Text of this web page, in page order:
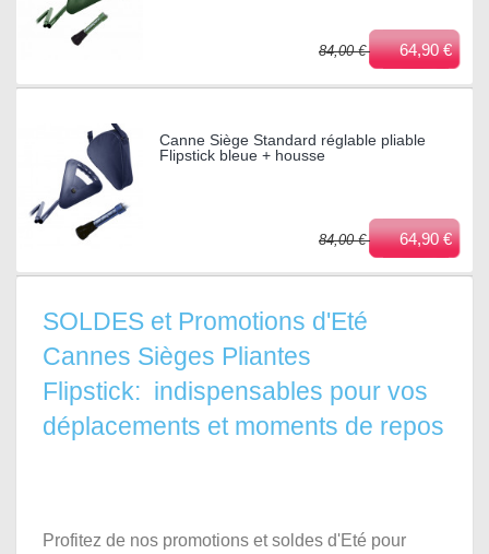
84,00 € 64,90 €
Canne Siège Standard réglable pliable
Flipstick bleue + housse
84,00 € 64,90 €
SOLDES et Promotions d'Eté
Cannes Sièges Pliantes
Flipstick: indispensables pour vos
déplacements et moments de repos
Profitez de nos promotions et soldes d'Eté pour